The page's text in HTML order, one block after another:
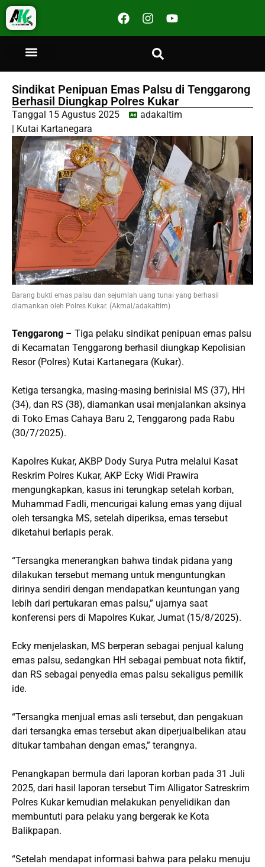
Sindikat Penipuan Emas Palsu di Tenggarong
Berhasil Diungkap Polres Kukar
Tanggal 15 Agustus 2025
adakaltim
Kutai Kartanegara
Barang bukti emas palsu dan sejumlah uang tunai yang berhasil
diamankan oleh Polres Kukar. (Akmal/adakaltim)
Tenggarong – Tiga pelaku sindikat penipuan emas palsu
di Kecamatan Tenggarong berhasil diungkap Kepolisian
Resor (Polres) Kutai Kartanegara (Kukar).
Ketiga tersangka, masing-masing berinisial MS (37), HH
(34), dan RS (38), diamankan usai menjalankan aksinya
di Toko Emas Cahaya Baru 2, Tenggarong pada Rabu
(30/7/2025).
Kapolres Kukar, AKBP Dody Surya Putra melalui Kasat
Reskrim Polres Kukar, AKP Ecky Widi Prawira
mengungkapkan, kasus ini terungkap setelah korban,
Muhammad Fadli, mencurigai kalung emas yang dijual
oleh tersangka MS, setelah diperiksa, emas tersebut
diketahui berlapis perak.
“Tersangka menerangkan bahwa tindak pidana yang
dilakukan tersebut memang untuk menguntungkan
dirinya sendiri dengan mendapatkan keuntungan yang
lebih dari pertukaran emas palsu,” ujarnya saat
konferensi pers di Mapolres Kukar, Jumat (15/8/2025).
Ecky menjelaskan, MS berperan sebagai penjual kalung
emas palsu, sedangkan HH sebagai pembuat nota fiktif,
dan RS sebagai penyedia emas palsu sekaligus pemilik
ide.
“Tersangka menjual emas asli tersebut, dan pengakuan
dari tersangka emas tersebut akan diperjualbelikan atau
ditukar tambahan dengan emas,” terangnya.
Penangkapan bermula dari laporan korban pada 31 Juli
2025, dari hasil laporan tersebut Tim Alligator Satreskrim
Polres Kukar kemudian melakukan penyelidikan dan
membuntuti para pelaku yang bergerak ke Kota
Balikpapan.
“Setelah mendapat informasi bahwa para pelaku menuju